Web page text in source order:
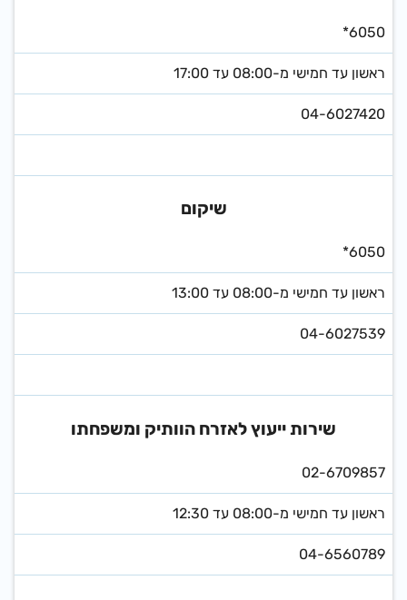
*6050
ראשון עד חמישי מ-08:00 עד 17:00
04-6027420
שיקום
*6050
ראשון עד חמישי מ-08:00 עד 13:00
04-6027539
שירות ייעוץ לאזרח הוותיק ומשפחתו
02-6709857
ראשון עד חמישי מ-08:00 עד 12:30
​04-6560789